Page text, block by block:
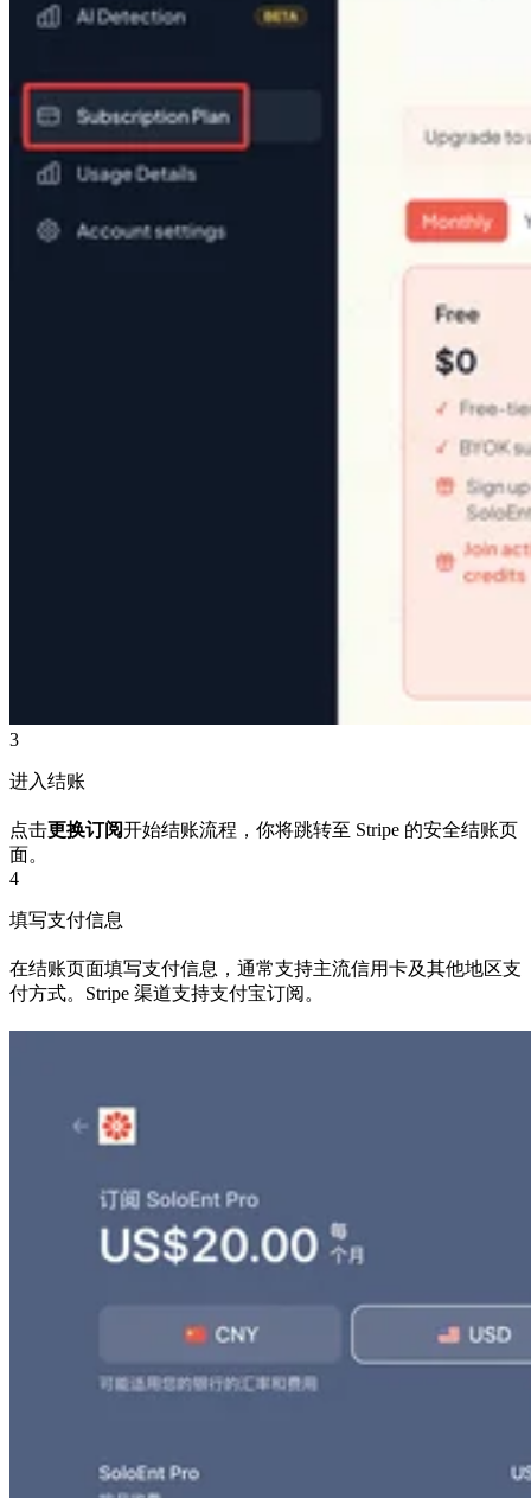
3
进入结账
点击更换订阅开始结账流程，你将跳转至 Stripe 的安全结账页
面。
4
填写支付信息
在结账页面填写支付信息，通常支持主流信用卡及其他地区支
付方式。Stripe 渠道支持支付宝订阅。